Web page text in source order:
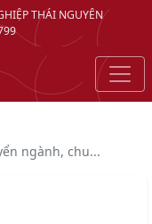
THÁI NGUYÊN
ngành, chu...